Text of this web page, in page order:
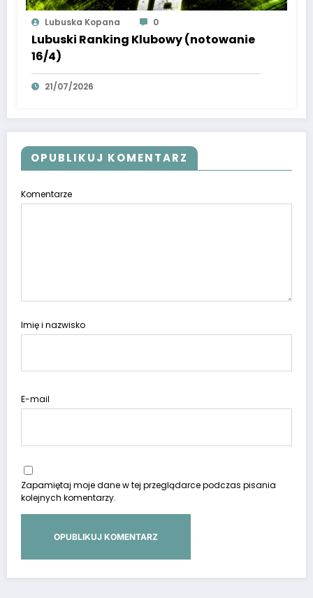
Lubuska Kopana 0
Lubuski Ranking Klubowy (notowanie
16/4)
21/07/2026
OPUBLIKUJ KOMENTARZ
Komentarze
Imię i nazwisko
E-mail
Zapamiętaj moje dane w tej przeglądarce podczas pisania
kolejnych komentarzy.